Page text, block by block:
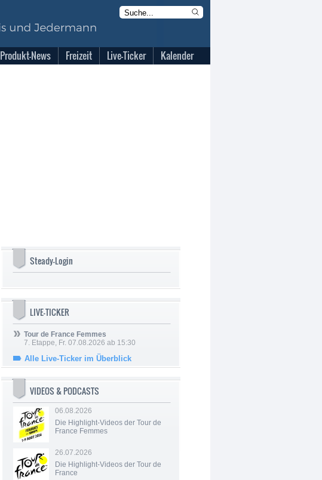
Produkt-News Freizeit Live-Ticker Kalender
Steady-Login
LIVE-TICKER
Tour de France Femmes
7. Etappe, Fr. 07.08.2026 ab 15:30
Alle Live-Ticker im Überblick
VIDEOS & PODCASTS
06.08.2026
Die Highlight-Videos der Tour de
France Femmes
26.07.2026
Die Highlight-Videos der Tour de
France